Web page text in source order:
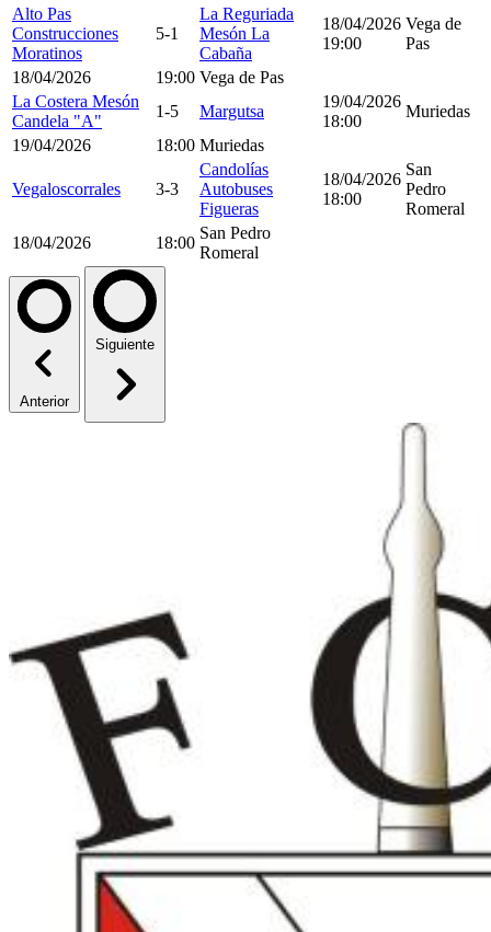
Alto Pas
Construcciones
Moratinos
5-1
La Reguriada
Mesón La
Cabaña
18/04/2026
19:00
Vega de
Pas
18/04/2026
19:00 Vega de Pas
La Costera Mesón
Candela "A"
1-5 Margutsa
19/04/2026
18:00
Muriedas
19/04/2026
18:00 Muriedas
Vegaloscorrales 3-3
Candolías
Autobuses
Figueras
18/04/2026
18:00
San
Pedro
Romeral
18/04/2026
18:00
San Pedro
Romeral
Anterior
Siguiente